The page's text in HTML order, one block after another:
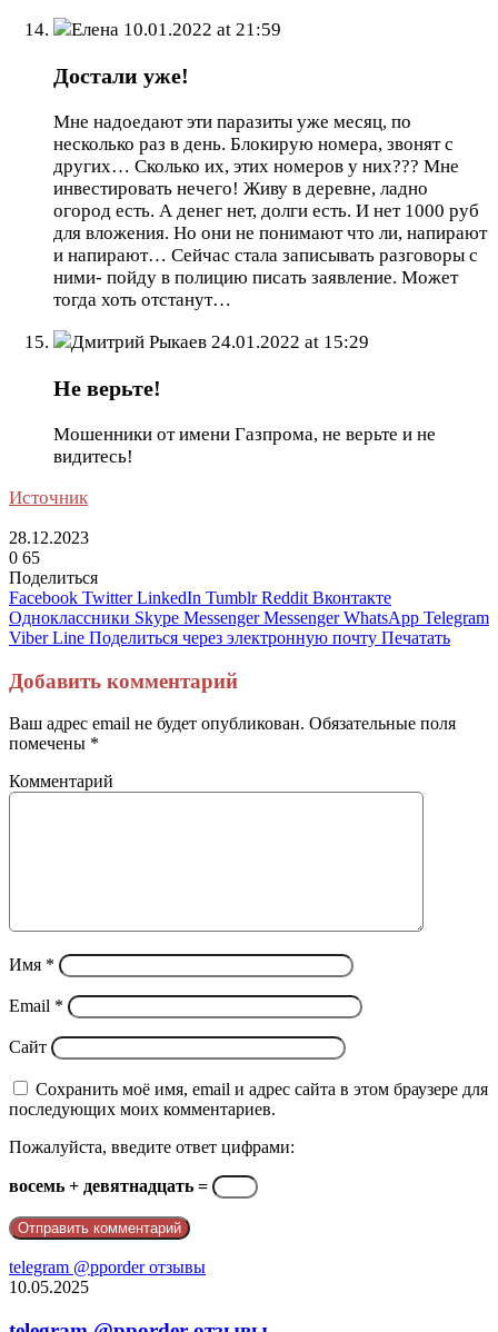
Елена 10.01.2022 at 21:59
Достали уже!
Мне надоедают эти паразиты уже месяц, по
несколько раз в день. Блокирую номера, звонят с
других… Сколько их, этих номеров у них??? Мне
инвестировать нечего! Живу в деревне, ладно
огород есть. А денег нет, долги есть. И нет 1000 руб
для вложения. Но они не понимают что ли, напирают
и напирают… Сейчас стала записывать разговоры с
ними- пойду в полицию писать заявление. Может
тогда хоть отстанут…
Дмитрий Рыкаев 24.01.2022 at 15:29
Не верьте!
Мошенники от имени Газпрома, не верьте и не
видитесь!
Источник
28.12.2023
0 65
Поделиться
Facebook Twitter LinkedIn Tumblr Reddit Вконтакте
Одноклассники Skype Messenger Messenger WhatsApp Telegram
Viber Line Поделиться через электронную почту Печатать
Добавить комментарий
Ваш адрес email не будет опубликован. Обязательные поля
помечены *
Комментарий
Имя *
Email *
Сайт
Сохранить моё имя, email и адрес сайта в этом браузере для
последующих моих комментариев.
Пожалуйста, введите ответ цифрами:
восемь + девятнадцать =
telegram @pporder отзывы
10.05.2025